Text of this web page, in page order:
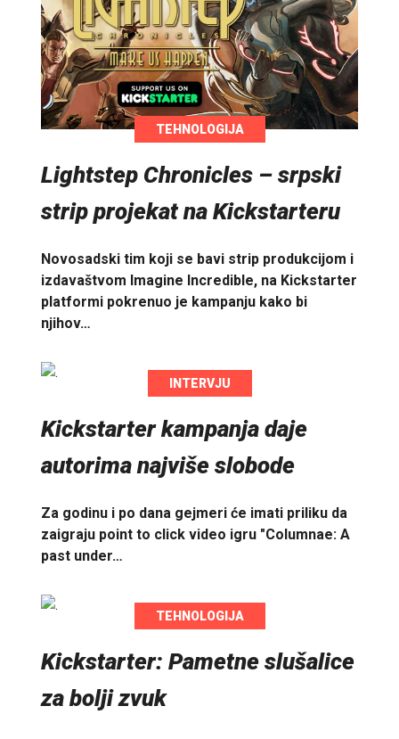
TEHNOLOGIJA
Lightstep Chronicles – srpski
strip projekat na Kickstarteru
Novosadski tim koji se bavi strip produkcijom i
izdavaštvom Imagine Incredible, na Kickstarter
platformi pokrenuo je kampanju kako bi
njihov…
INTERVJU
Kickstarter kampanja daje
autorima najviše slobode
Za godinu i po dana gejmeri će imati priliku da
zaigraju point to click video igru "Columnae: A
past under…
TEHNOLOGIJA
Kickstarter: Pametne slušalice
za bolji zvuk